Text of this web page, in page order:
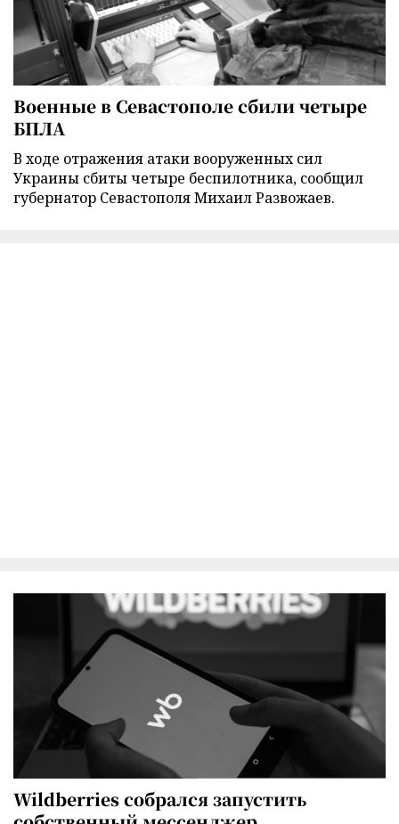
Военные в Севастополе сбили четыре
БПЛА
В ходе отражения атаки вооруженных сил
Украины сбиты четыре беспилотника, сообщил
губернатор Севастополя Михаил Развожаев.
Wildberries собрался запустить